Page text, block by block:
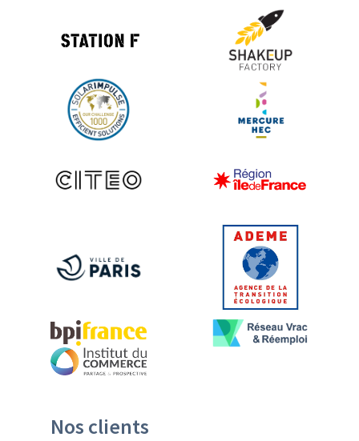
Nos clients